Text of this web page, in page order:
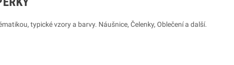
typické vzory a barvy. Náušnice, Čelenky, Oblečení a další.